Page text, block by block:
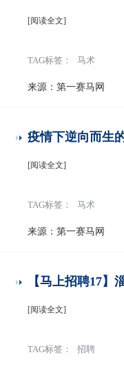
[阅读全文]
TAG标签： 马术
来源：第一赛马网
疫情下逆向而生
[阅读全文]
TAG标签： 马术
来源：第一赛马网
【马上招聘17
[阅读全文]
TAG标签： 招聘